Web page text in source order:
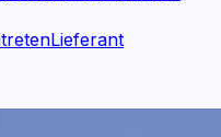
Lieferant